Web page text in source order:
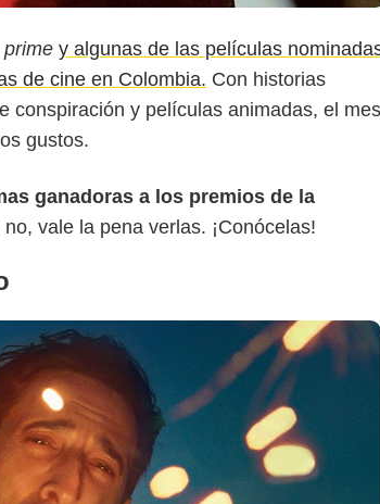
prime y algunas de las películas
de cine en Colombia. Con historias
conspiración y películas animadas, el mes
gustos.
ganadoras a los premios de la
vale la pena verlas. ¡Conócelas!